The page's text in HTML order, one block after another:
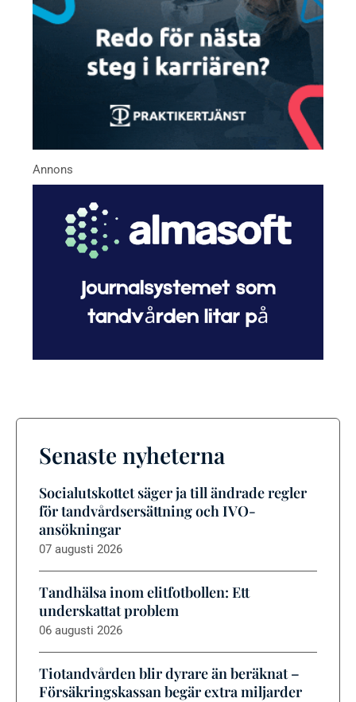
Senaste nyheterna
Socialutskottet säger ja till ändrade regler
för tandvårdsersättning och IVO-
ansökningar
07 augusti 2026
Tandhälsa inom elitfotbollen: Ett
underskattat problem
06 augusti 2026
Tiotandvården blir dyrare än beräknat –
Försäkringskassan begär extra miljarder